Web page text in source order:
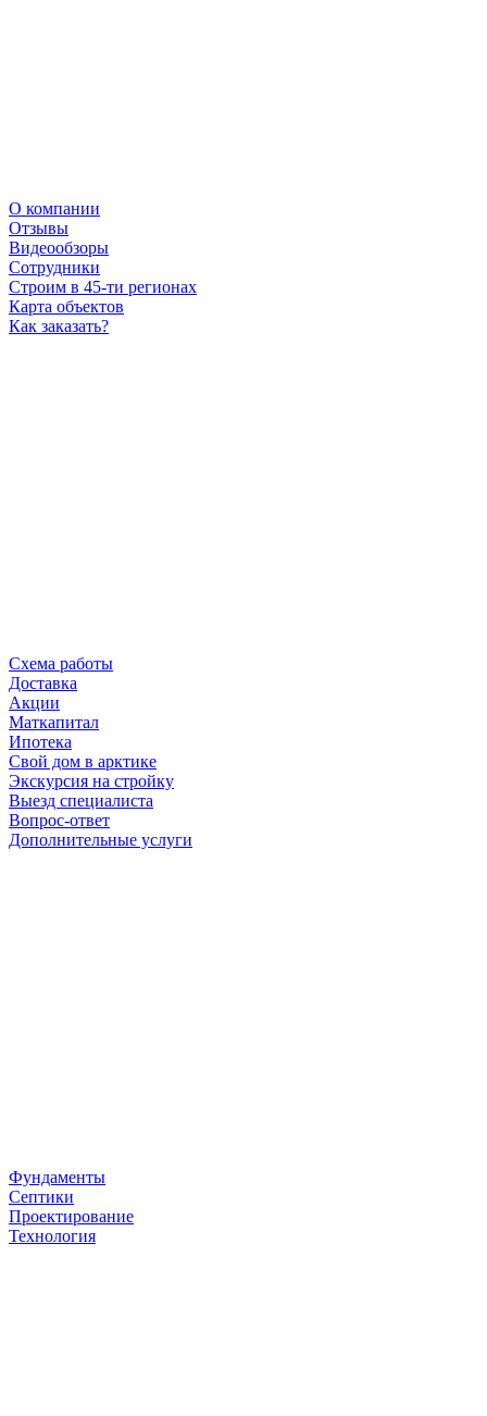
О компании
Отзывы
Видеообзоры
Сотрудники
Строим в 45-ти регионах
Карта объектов
Как заказать?
Схема работы
Доставка
Акции
Маткапитал
Ипотека
Свой дом в арктике
Экскурсия на стройку
Выезд специалиста
Вопрос-ответ
Дополнительные услуги
Фундаменты
Септики
Проектирование
Технология